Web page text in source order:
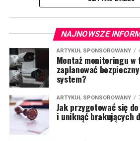
NAJNOWSZE
ARTYKUŁ SPONSOROWANY
Montaż monitoringu
zaplanować
system?
ARTYKUŁ SPONSOROWANY
Jak przygotować się
i uniknąć brakujących